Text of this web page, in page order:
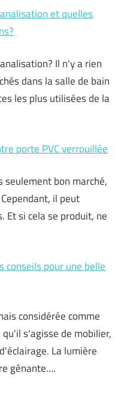
et quelles
Il n'y a rien
dans la salle de bain
les plus utilisées de la
porte PVC verrouillée
seulement bon marché,
il peut
Et si cela se produit, ne
conseils pour une belle
considérée comme
s'agisse de mobilier,
La lumière
gênante….